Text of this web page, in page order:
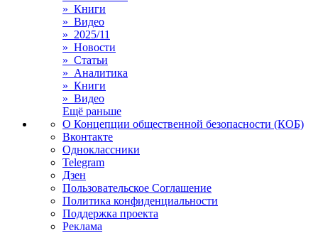
» Книги
» Видео
» 2025/11
» Новости
» Статьи
» Аналитика
» Книги
» Видео
Ещё раньше
О Концепции общественной безопасности (КОБ)
Вконтакте
Одноклассники
Telegram
Дзен
Пользовательское Соглашение
Политика конфиденциальности
Поддержка проекта
Реклама